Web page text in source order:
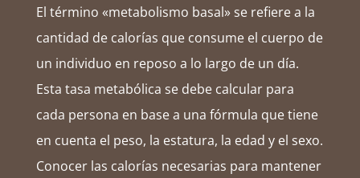
El término «metabolismo basal» se refiere a la
cantidad de calorías que consume el cuerpo de
un individuo en reposo a lo largo de un día.
Esta tasa metabólica se debe calcular para
cada persona en base a una fórmula que tiene
en cuenta el peso, la estatura, la edad y el sexo.
Conocer las calorías necesarias para mantener